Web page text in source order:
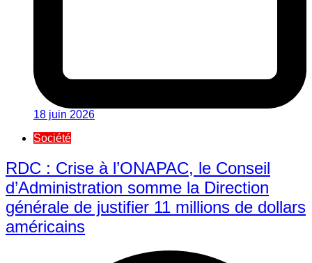
18 juin 2026
Société
RDC : Crise à l’ONAPAC, le Conseil
d’Administration somme la Direction
générale de justifier 11 millions de dollars
américains